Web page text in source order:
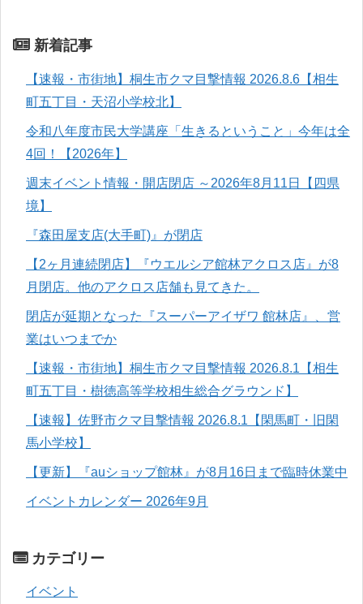
新着記事
【速報・市街地】桐生市クマ目撃情報 2026.8.6【相生
町五丁目・天沼小学校北】
令和八年度市民大学講座「生きるということ」今年は全
4回！【2026年】
週末イベント情報・開店閉店 ～2026年8月11日【四県
境】
『森田屋支店(大手町)』が閉店
【2ヶ月連続閉店】『ウエルシア館林アクロス店』が8
月閉店。他のアクロス店舗も見てきた。
閉店が延期となった『スーパーアイザワ 館林店』、営
業はいつまでか
【速報・市街地】桐生市クマ目撃情報 2026.8.1【相生
町五丁目・樹徳高等学校相生総合グラウンド】
【速報】佐野市クマ目撃情報 2026.8.1【閑馬町・旧閑
馬小学校】
【更新】『auショップ館林』が8月16日まで臨時休業中
イベントカレンダー 2026年9月
カテゴリー
イベント